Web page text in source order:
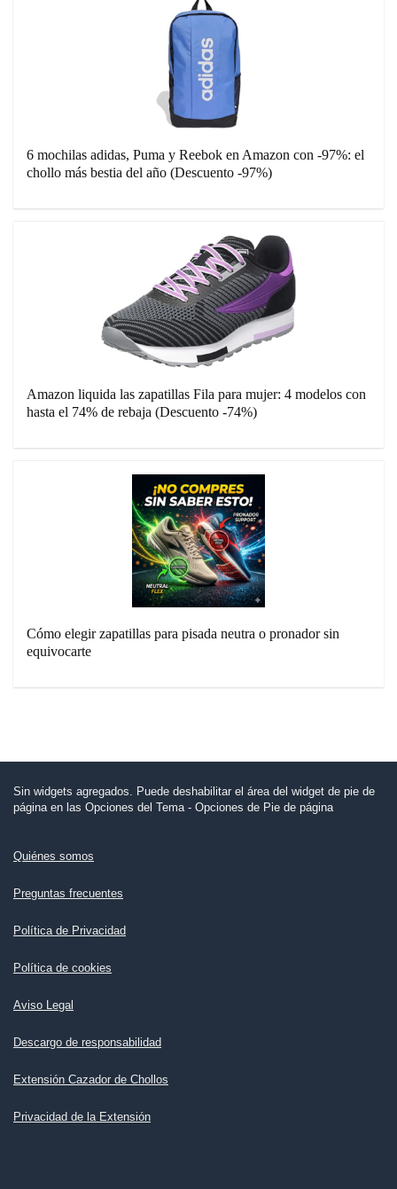
6 mochilas adidas, Puma y Reebok en Amazon con -97%: el
chollo más bestia del año (Descuento -97%)
Amazon liquida las zapatillas Fila para mujer: 4 modelos con
hasta el 74% de rebaja (Descuento -74%)
Cómo elegir zapatillas para pisada neutra o pronador sin
equivocarte
Sin widgets agregados. Puede deshabilitar el área del widget de pie de
página en las Opciones del Tema - Opciones de Pie de página
Quiénes somos
Preguntas frecuentes
Política de Privacidad
Política de cookies
Aviso Legal
Descargo de responsabilidad
Extensión Cazador de Chollos
Privacidad de la Extensión